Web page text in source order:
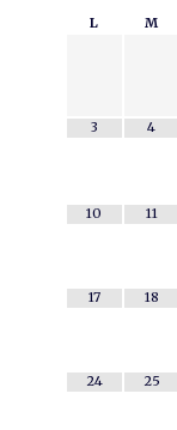
L M
3 4
10 11
17 18
24 25